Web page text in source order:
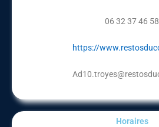
06 32 37 46 58
https://
Horaires